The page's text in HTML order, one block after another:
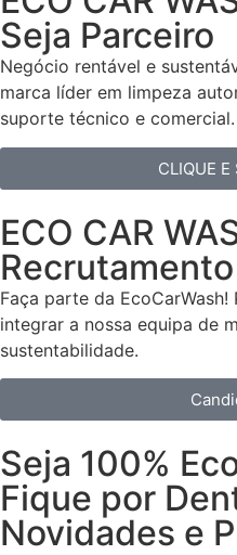
Seja Parceiro
Negócio rentável e
marca líder em limpeza
suporte técnico e
CLIQUE
ECO CAR
Recrutamento
Faça parte da
integrar a nossa equipa de
sustentabilidade.
Seja 100%
Fique por
Novidades e